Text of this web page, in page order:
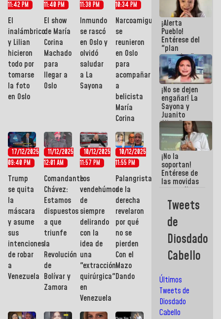
11:42 PM
El
inalámbrico
y Lilian
hicieron
todo por
tomarse
la foto
en Oslo
11:40 PM
El show
de María
Corina
Machado
para
llegar a
Oslo
11:38 PM
Inmundo
se rascó
en Oslo y
olvidó
saludar
a La
Sayona
10:34 PM
Narcoamiguis
se
reunieron
en Oslo
para
acompañar
a
belicista
María
Corina
17/12/2025
09:40 PM
Trump
se quita
la
máscara
y asume
sus
intenciones
de robar
a
Venezuela
11/12/2025
12:01 AM
Comandante
Chávez:
Estamos
dispuestos
a que
triunfe
la
Revolución
de
Bolívar y
Zamora
10/12/2025
11:57 PM
Los
vendehúmos
de
siempre
delirando
con la
idea de
una
"extracción
quirúrgica"
en
Venezuela
10/12/2025
11:55 PM
Palangristas
de la
derecha
revelaron
por qué
no se
pierden
Con el
Mazo
Dando
Viceministerio
de Energía
Eléctrica y
CORPOELEC
¡Alerta
Pueblo!
Entérese del
"plan
enjambre"
de La Sayo
para
sabotear el
diálogo y
promover el
caos
¡No se dejen
engañar! La
Sayona y
Juanito
Alimaña son
harina del
mismo
costal
¡No la
soportan!
Entérese de
las movidas
que realizan
antiguos
cómplices
de La Sayo
para
sacudírsela
Tweets
de
Diosdado
Cabello
Últimos
Tweets de
Diosdado
Cabello